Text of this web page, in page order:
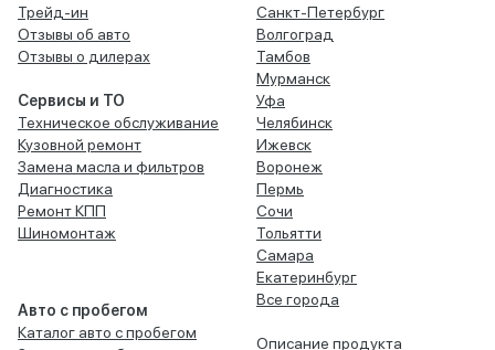
Трейд-ин
Отзывы об авто
Отзывы о дилерах
Сервисы и ТО
Техническое обслуживание
Кузовной ремонт
Замена масла и фильтров
Диагностика
Ремонт КПП
Шиномонтаж
Авто с пробегом
Каталог авто с пробегом
Санкт-Петербург
Волгоград
Тамбов
Мурманск
Уфа
Челябинск
Ижевск
Воронеж
Пермь
Сочи
Тольятти
Самара
Екатеринбург
Все города
Описание продукта